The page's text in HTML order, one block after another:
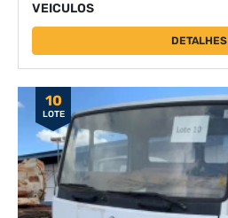
VEICULOS
DETALHES
10
LOTE